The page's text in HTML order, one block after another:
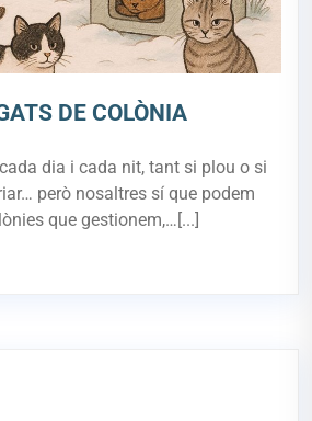
DE COLÒNIA
dia i cada nit, tant si plou o si
però nosaltres sí que podem
que gestionem,…[...]